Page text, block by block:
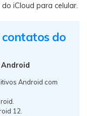
iCloud para celular.
contatos do
Android com
12.